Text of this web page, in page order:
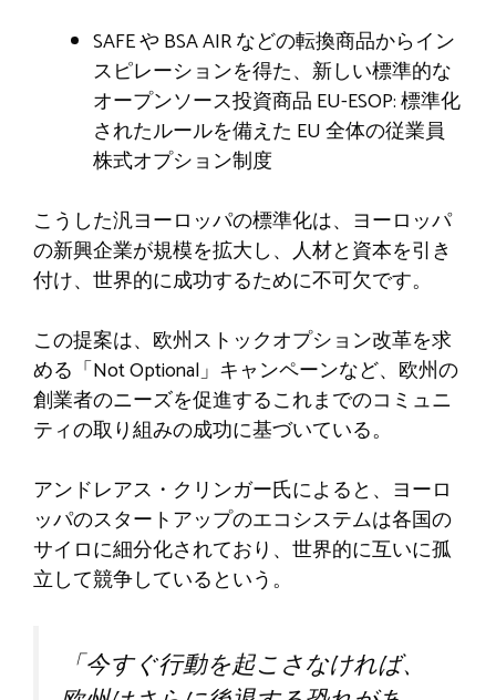
SAFE や BSA AIR などの転換商品からイン
スピレーションを得た、新しい標準的な
オープンソース投資商品 EU-ESOP: 標準化
されたルールを備えた EU 全体の従業員
株式オプション制度
こうした汎ヨーロッパの標準化は、ヨーロッパ
の新興企業が規模を拡大し、人材と資本を引き
付け、世界的に成功するために不可欠です。
この提案は、欧州ストックオプション改革を求
める「Not Optional」キャンペーンなど、欧州の
創業者のニーズを促進するこれまでのコミュニ
ティの取り組みの成功に基づいている。
アンドレアス・クリンガー氏によると、ヨーロ
ッパのスタートアップのエコシステムは各国の
サイロに細分化されており、世界的に互いに孤
立して競争しているという。
「今すぐ行動を起こさなければ、